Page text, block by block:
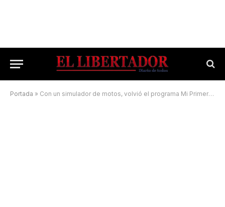
Portada » Con un simulador de motos, volvió el programa Mi Primera Licencia